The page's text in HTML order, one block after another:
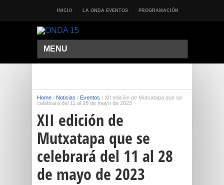
INICIO LA ONDA EVENTOS PROGRAMACIÓN
MENU
Home / Noticias / Eventos / XII edición de Mutxatapa que se
celebrará del 11 al 28 de mayo de 2023
XII edición de
Mutxatapa que se
celebrará del 11 al 28
de mayo de 2023